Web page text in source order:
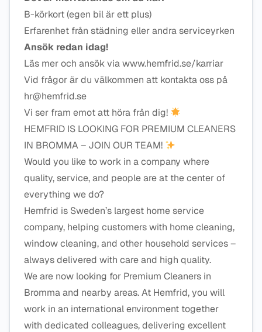
B-körkort (egen bil är ett plus)
Erfarenhet från städning eller andra serviceyrken
Ansök redan idag!
Läs mer och ansök via www.hemfrid.se/karriar
Vid frågor är du välkommen att kontakta oss på
hr@hemfrid.se
Vi ser fram emot att höra från dig!
HEMFRID IS LOOKING FOR PREMIUM CLEANERS
IN BROMMA – JOIN OUR TEAM!
Would you like to work in a company where
quality, service, and people are at the center of
everything we do?
Hemfrid is Sweden’s largest home service
company, helping customers with home cleaning,
window cleaning, and other household services –
always delivered with care and high quality.
We are now looking for Premium Cleaners in
Bromma and nearby areas. At Hemfrid, you will
work in an international environment together
with dedicated colleagues, delivering excellent